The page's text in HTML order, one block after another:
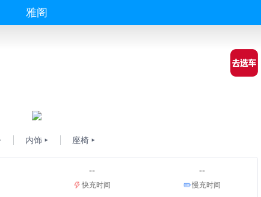
雅阁
内饰 座椅
--
快充时间
--
慢充时间